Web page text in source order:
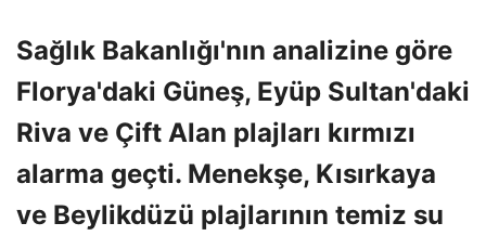
Sağlık Bakanlığı'nın analizine göre
Florya'daki Güneş, Eyüp Sultan'daki
Riva ve Çift Alan plajları kırmızı
alarma geçti. Menekşe, Kısırkaya
ve Beylikdüzü plajlarının temiz su